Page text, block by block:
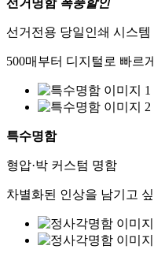
선거명함 폭풍할인
선거전용 당일인쇄 시스템
500매부터 디지털로 빠르
특수명함
형압·박 커스텀 명함
차별화된 인상을 남기고